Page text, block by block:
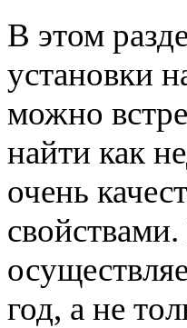
В этом
установки
можно
найти как
очень
год, а не